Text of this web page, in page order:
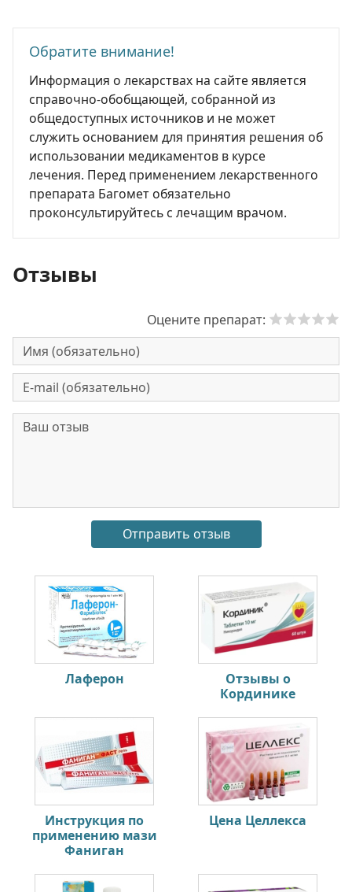
Обратите внимание!
Информация о лекарствах на сайте является
справочно-обобщающей, собранной из
общедоступных источников и не может
служить основанием для принятия решения об
использовании медикаментов в курсе
лечения. Перед применением лекарственного
препарата Багомет обязательно
проконсультируйтесь с лечащим врачом.
Отзывы
Оцените препарат:
Лаферон
Отзывы о
Кординике
Инструкция по
применению мази
Фаниган
Цена Целлекса